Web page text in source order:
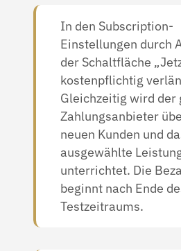
In den Subscription-
Einstellungen durch
der Schaltfläche
kostenpflichtig
Gleichzeitig wird der
Zahlungsanbieter
neuen Kunden und
ausgewählte
unterrichtet. Die
beginnt nach Ende
Testzeitraums.